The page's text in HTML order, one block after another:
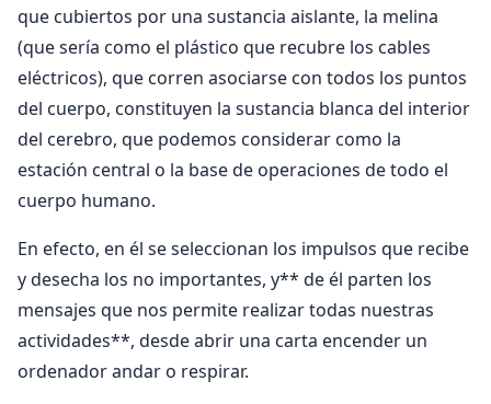
que cubiertos por una sustancia aislante, la melina
(que sería como el plástico que recubre los cables
eléctricos), que corren asociarse con todos los puntos
del cuerpo, constituyen la sustancia blanca del interior
del cerebro, que podemos considerar como la
estación central o la base de operaciones de todo el
cuerpo humano.
En efecto, en él se seleccionan los impulsos que recibe
y desecha los no importantes, y** de él parten los
mensajes que nos permite realizar todas nuestras
actividades**, desde abrir una carta encender un
ordenador andar o respirar.